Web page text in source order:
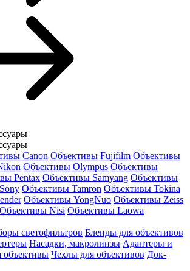
Canon Объективы Fujifilm Объективы
Объективы Olympus Объективы
Pentax Объективы Samyang Объективы
Объективы Tamron Объективы Tokina
Объективы YongNuo Объективы Zeiss
Объективы Nisi Объективы Laowa
светофильтров Бленды для объективов
Насадки, макролинзы Адаптеры и
Чехлы для объективов Док-